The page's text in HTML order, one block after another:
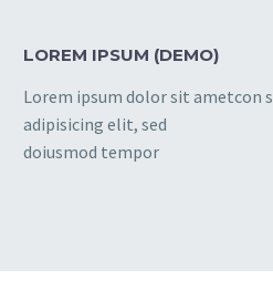
LOREM IPSUM (DEMO)
Lorem ipsum dolor sit ametcon
adipisicing elit, sed
doiusmod tempor